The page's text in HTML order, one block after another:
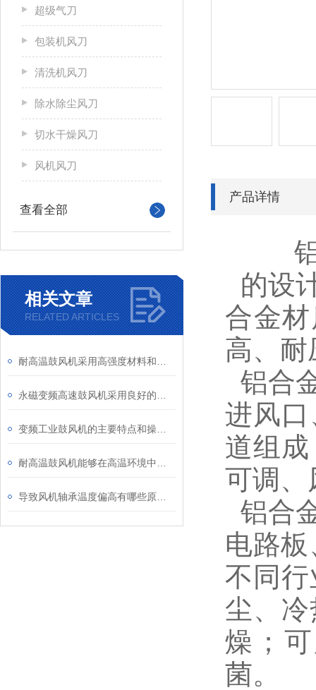
超级气刀
包装机风刀
清洗机风刀
除水除尘风刀
切水干燥风刀
风机风刀
查看全部
相关文章
RELATED ARTICLES
产品详情
的设
合金
高、耐
铝合
进风
道组
可调、
铝合
电路
不同
尘、
燥；
菌。